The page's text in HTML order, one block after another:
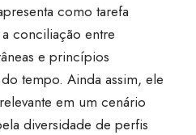
como tarefa
conciliação entre
e princípios
tempo. Ainda assim, ele
em um cenário
diversidade de perfis